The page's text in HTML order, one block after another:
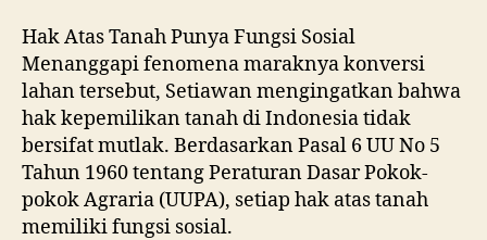
Hak Atas Tanah Punya Fungsi Sosial
Menanggapi fenomena maraknya konversi
lahan tersebut, Setiawan mengingatkan bahwa
hak kepemilikan tanah di Indonesia tidak
bersifat mutlak. Berdasarkan Pasal 6 UU No 5
Tahun 1960 tentang Peraturan Dasar Pokok-
pokok Agraria (UUPA), setiap hak atas tanah
memiliki fungsi sosial.